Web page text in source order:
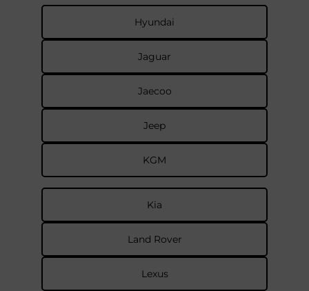
Hyundai
Jaguar
Jaecoo
Jeep
KGM
Kia
Land Rover
Lexus